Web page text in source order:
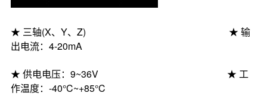
★ 三轴(X、Y、Z) ★ 输
出电流： 4-20mA
★ 供电电压： 9~36V ★ 工
作温度： -40°C~+85°C